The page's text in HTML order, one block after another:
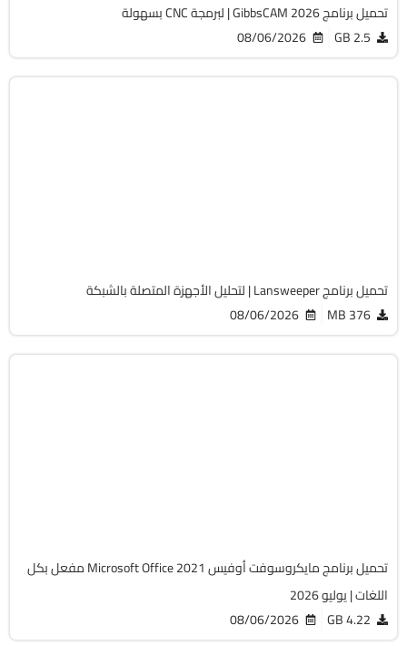
تحميل برنامج GibbsCAM 2026 | لبرمجة CNC بسهولة
2.5 GB
08/06/2026
تحميل برنامج Lansweeper | لتحليل الأجهزة المتصلة بالشبكة
376 MB
08/06/2026
تحميل برنامج مايكروسوفت أوفيس Microsoft Office 2021 مفعل بكل
اللغات | يوليو 2026
4.22 GB
08/06/2026